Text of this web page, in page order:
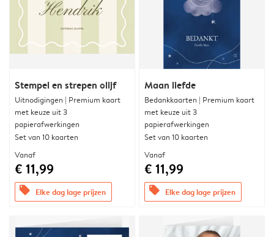
Stempel en strepen olijf
Uitnodigingen | Premium kaart
met keuze uit 3
papierafwerkingen
Set van 10 kaarten
Vanaf
€ 11,99
offers Elke dag lage prijzen
Maan liefde
Bedankkaarten | Premium kaart
met keuze uit 3
papierafwerkingen
Set van 10 kaarten
Vanaf
€ 11,99
offers Elke dag lage prijzen